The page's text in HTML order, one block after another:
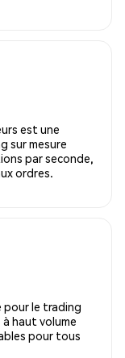
est une
sur mesure
par seconde,
ordres.
pour le trading
haut volume
pour tous